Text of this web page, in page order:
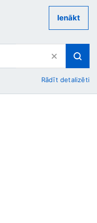
Ienākt
Rādīt detalizēti